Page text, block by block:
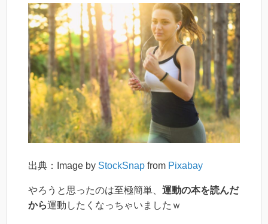
出典：Image by StockSnap from Pixabay
やろうと思ったのは至極簡単、 運動の本を読んだ
から運動したくなっちゃいましたｗ